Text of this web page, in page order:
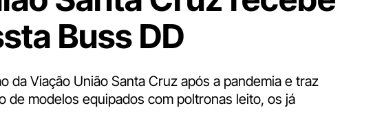
Buss DD
da Viação União Santa Cruz após a pandemia e traz
de modelos equipados com poltronas leito, os já